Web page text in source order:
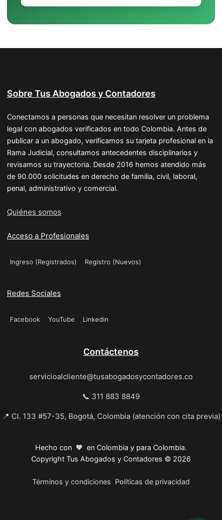
Sobre Tus Abogados y Contadores
Conectamos a personas que necesitan resolver un problema
legal con abogados verificados en todo Colombia. Antes de
publicar a un abogado, verificamos su tarjeta profesional en la
Rama Judicial, consultamos antecedentes disciplinarios y
revisamos su trayectoria. Desde 2016 hemos atendido más
de 90.000 solicitudes en derecho de familia, civil, laboral,
penal, administrativo y comercial.
Quiénes somos
Acceso a Profesionales
Ingreso (Registrados) Registro (Nuevos)
Redes Sociales
Facebook YouTube Linkedin
Contáctenos
servicioalcliente@tusabogadosycontadores.co
📞 311 883 8849
📍 Cl. 133 #57-35, Bogotá, Colombia (atención con cita previa)
Hecho con 🧡 en Colombia y para Colombia.
Copyright Tus Abogados y Contadores © 2026
Términos y condiciones Políticas de privacidad